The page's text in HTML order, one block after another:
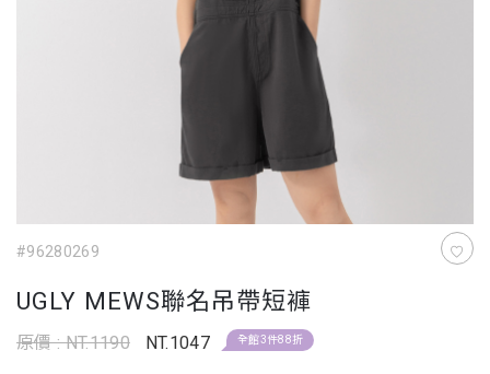
#96280269
UGLY MEWS聯名吊帶短褲
原價 : NT.1190 NT.1047 全館3件88折